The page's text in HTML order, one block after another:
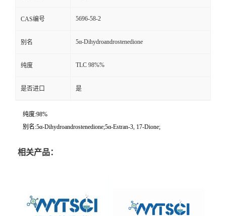
CAS编号 5696-58-2
别名 5α-Dihydroandrostenedione
纯度 TLC 98%%
是否进口 是
纯度:98%
别名:5α-Dihydroandrostenedione;5α-Estran-3, 17-Dione;
相关产品：